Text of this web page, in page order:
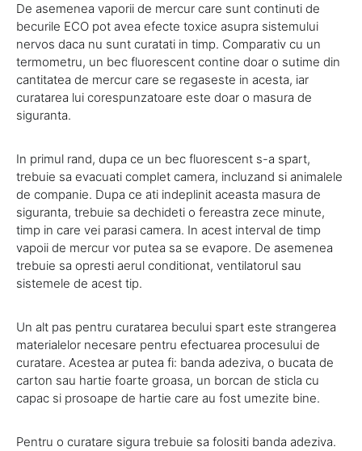
De asemenea vaporii de mercur care sunt continuti de
becurile ECO pot avea efecte toxice asupra sistemului
nervos daca nu sunt curatati in timp. Comparativ cu un
termometru, un bec fluorescent contine doar o sutime din
cantitatea de mercur care se regaseste in acesta, iar
curatarea lui corespunzatoare este doar o masura de
siguranta.
In primul rand, dupa ce un bec fluorescent s-a spart,
trebuie sa evacuati complet camera, incluzand si animalele
de companie. Dupa ce ati indeplinit aceasta masura de
siguranta, trebuie sa dechideti o fereastra zece minute,
timp in care vei parasi camera. In acest interval de timp
vapoii de mercur vor putea sa se evapore. De asemenea
trebuie sa opresti aerul conditionat, ventilatorul sau
sistemele de acest tip.
Un alt pas pentru curatarea becului spart este strangerea
materialelor necesare pentru efectuarea procesului de
curatare. Acestea ar putea fi: banda adeziva, o bucata de
carton sau hartie foarte groasa, un borcan de sticla cu
capac si prosoape de hartie care au fost umezite bine.
Pentru o curatare sigura trebuie sa folositi banda adeziva.